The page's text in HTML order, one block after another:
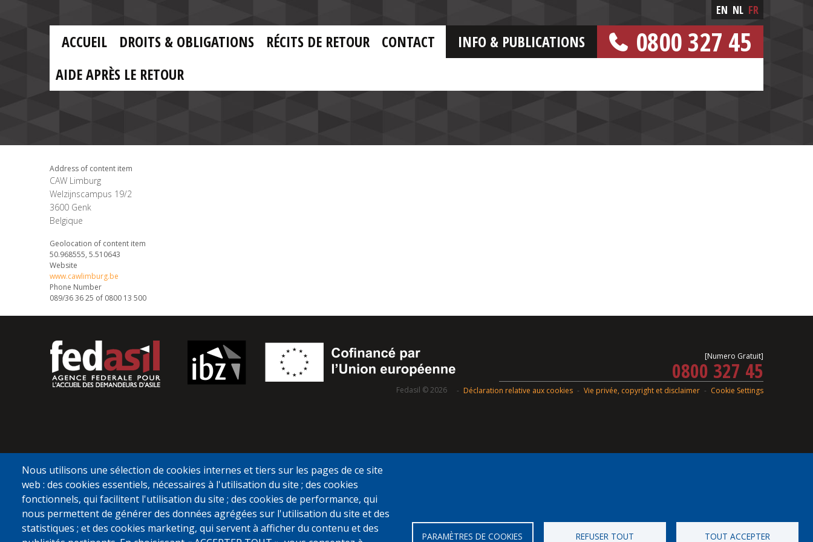
0800 327 45
MAIN
MENU
FR
ACCUEIL DROITS & OBLIGATIONS RÉCITS DE RETOUR CONTACT
INFO & PUBLICATIONS
AIDE APRÈS LE RETOUR
EN NL FR
Address of content item
CAW Limburg
Welzijnscampus 19/2
3600 Genk
Belgique
Geolocation of content item
50.968555, 5.510643
Website
www.cawlimburg.be
Phone Number
089/36 36 25 of 0800 13 500
[Numero Gratuit]
0800 327 45
Déclaration relative aux cookies Vie privée, copyright et disclaimer Cookie Settings
Nous utilisons une sélection de cookies internes et tiers sur les pages de ce site
web : des cookies essentiels, nécessaires à l'utilisation du site ; des cookies
fonctionnels, qui facilitent l'utilisation du site ; des cookies de performance, qui
nous permettent de générer des données agrégées sur l'utilisation du site et des
statistiques ; et des cookies marketing, qui servent à afficher du contenu et des
PARAMÈTRES DE COOKIES REFUSER TOUT TOUT ACCEPTER
Fedasil © 2026